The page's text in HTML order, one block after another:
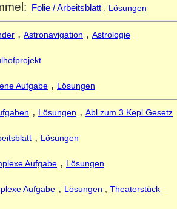
Folie / Arbeitsblatt , Lösungen
, Astronavigation , Astrologie
Aufgabe , Lösungen
, Lösungen , Abl.zum 3.Kepl.Gesetz
, Lösungen
Aufgabe , Lösungen
Aufgabe , Lösungen Theaterstück